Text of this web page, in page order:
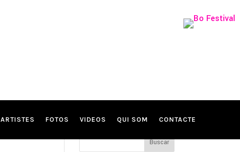
ARTISTES FOTOS VIDEOS QUI SOM CONTACTE
Buscar